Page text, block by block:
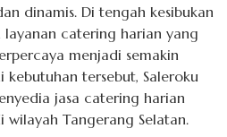
dinamis. Di tengah kesibukan
layanan catering harian yang
menjadi semakin
tersebut, Saleroku
jasa catering harian
Tangerang Selatan.